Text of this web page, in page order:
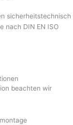
sicherheitstechnisch
nach DIN EN ISO
beachten wir